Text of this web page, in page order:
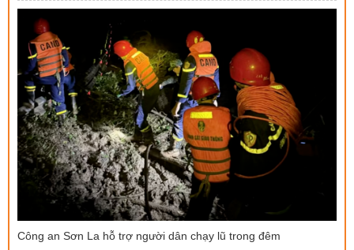
Công an Sơn La hỗ trợ người dân chạy lũ trong đêm